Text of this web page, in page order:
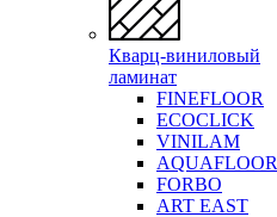
Кварц-виниловый
ламинат
FINEFLOOR
ECOCLICK
VINILAM
AQUAFLOOR
FORBO
ART EAST